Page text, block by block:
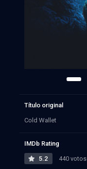
Título original
Cold Wallet
IMDb Rating
5.2 440 votos